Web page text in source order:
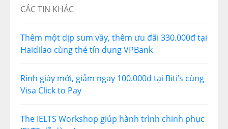
CÁC TIN KHÁC
Thêm một dịp sum vầy, thêm ưu đãi 330.000đ tại
Haidilao cùng thẻ tín dụng VPBank
Rinh giày mới, giảm ngay 100.000đ tại Biti’s cùng
Visa Click to Pay
The IELTS Workshop giúp hành trình chinh phục